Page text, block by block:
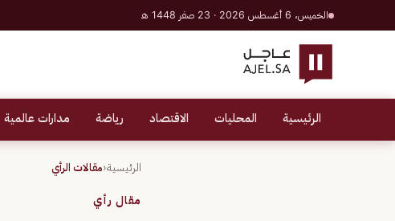
الخميس، 6 أغسطس 2026 · 23 صفر 1448 هـ
الرئيسية المحليات الاقتصاد رياضة مدارات عالمية
الرئيسية‹مقالات الرأي
مقال رأي